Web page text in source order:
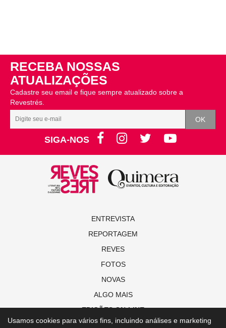
RECEBA NOSSAS
ATUALIZAÇÕES
Cadastre seu email e fique sempre atualizado sobre a
Revestrés.
SIGA-NOS
ENTREVISTA
REPORTAGEM
REVES
FOTOS
NOVAS
ALGO MAIS
EDIÇÕES ON-LINE
Usamos cookies para vários fins, incluindo análises e marketing